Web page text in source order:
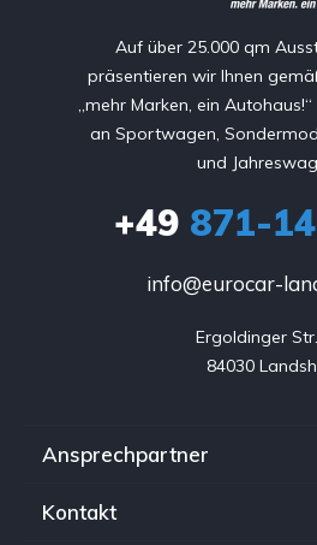
Auf über 25.000 qm
präsentieren wir Ihnen
„mehr Marken, ein
an Sportwagen,
und
+49 871-
info@eurocar-
Ergoldinger
84030
Ansprechpartner
Kontakt